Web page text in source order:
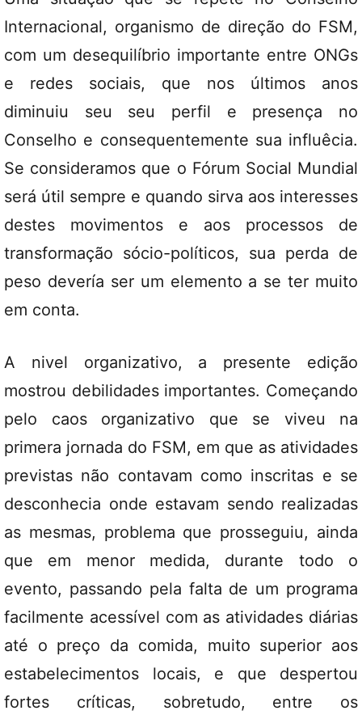
Internacional, organismo de direção do FSM,
com um desequilíbrio importante entre ONGs
e redes sociais, que nos últimos anos
diminuiu seu seu perfil e presença no
Conselho e consequentemente sua influêcia.
Se consideramos que o Fórum Social Mundial
será útil sempre e quando sirva aos interesses
destes movimentos e aos processos de
transformação sócio-políticos, sua perda de
peso devería ser um elemento a se ter muito
em conta.
A nivel organizativo, a presente edição
mostrou debilidades importantes. Começando
pelo caos organizativo que se viveu na
primera jornada do FSM, em que as atividades
previstas não contavam como inscritas e se
desconhecia onde estavam sendo realizadas
as mesmas, problema que prosseguiu, ainda
que em menor medida, durante todo o
evento, passando pela falta de um programa
facilmente acessível com as atividades diárias
até o preço da comida, muito superior aos
estabelecimentos locais, e que despertou
fortes críticas, sobretudo, entre os